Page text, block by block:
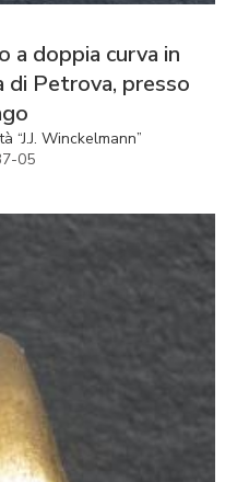
a doppia curva in
di Petrova, presso
“J.J. Winckelmann”
05